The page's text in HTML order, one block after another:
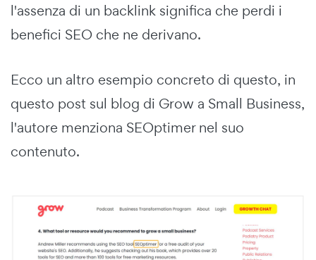
l'assenza di un backlink significa che perdi i
benefici SEO che ne derivano.
Ecco un altro esempio concreto di questo, in
questo post sul blog di Grow a Small Business,
l'autore menziona SEOptimer nel suo
contenuto.